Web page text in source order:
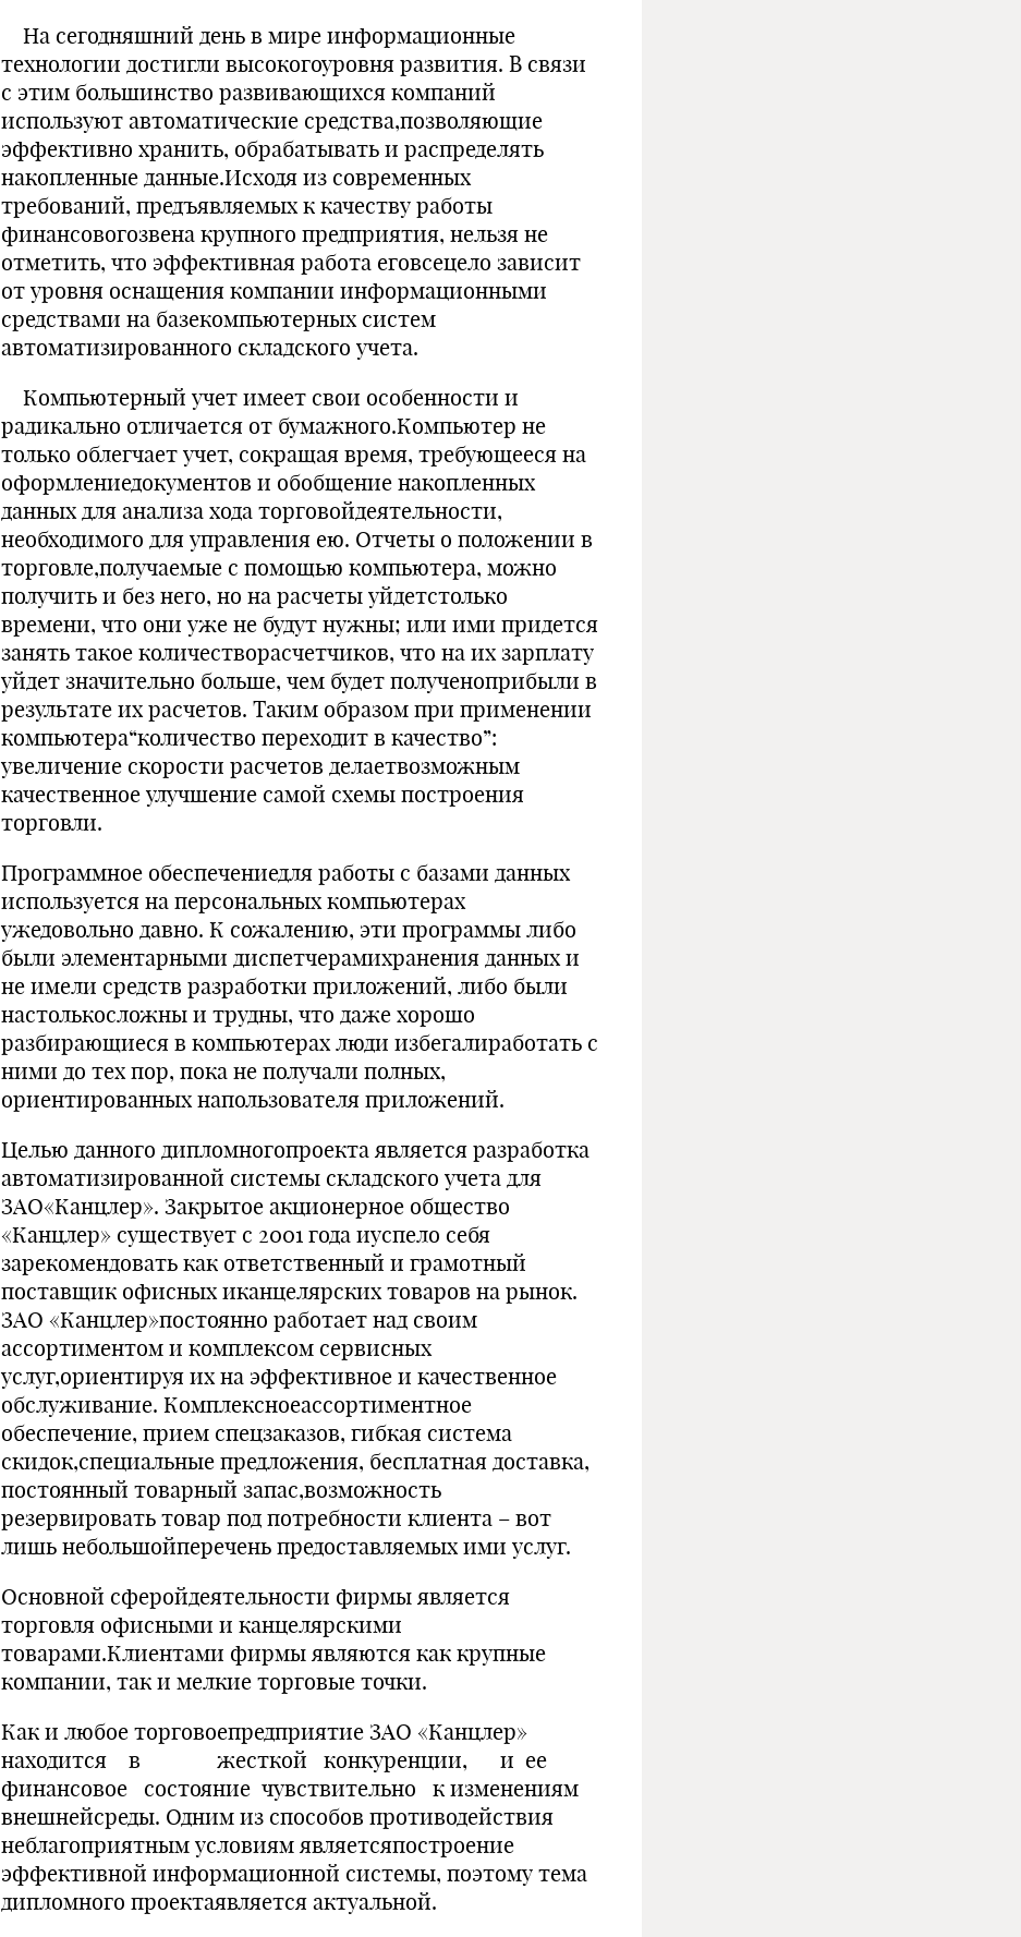
На сегодняшний день в мире информационные
технологии достигли высокогоуровня развития. В связи
с этим большинство развивающихся компаний
используют автоматические средства,позволяющие
эффективно хранить, обрабатывать и распределять
накопленные данные.Исходя из современных
требований, предъявляемых к качеству работы
финансовогозвена крупного предприятия, нельзя не
отметить, что эффективная работа еговсецело зависит
от уровня оснащения компании информационными
средствами на базекомпьютерных систем
автоматизированного складского учета.
Компьютерный учет имеет свои особенности и
радикально отличается от бумажного.Компьютер не
только облегчает учет, сокращая время, требующееся на
оформлениедокументов и обобщение накопленных
данных для анализа хода торговойдеятельности,
необходимого для управления ею. Отчеты о положении в
торговле,получаемые с помощью компьютера, можно
получить и без него, но на расчеты уйдетстолько
времени, что они уже не будут нужны; или ими придется
занять такое количестворасчетчиков, что на их зарплату
уйдет значительно больше, чем будет полученоприбыли в
результате их расчетов. Таким образом при применении
компьютера“количество переходит в качество”:
увеличение скорости расчетов делаетвозможным
качественное улучшение самой схемы построения
торговли.
Программное обеспечениедля работы с базами данных
используется на персональных компьютерах
ужедовольно давно. К сожалению, эти программы либо
были элементарными диспетчерамихранения данных и
не имели средств разработки приложений, либо были
настолькосложны и трудны, что даже хорошо
разбирающиеся в компьютерах люди избегалиработать с
ними до тех пор, пока не получали полных,
ориентированных напользователя приложений.
Целью данного дипломногопроекта является разработка
автоматизированной системы складского учета для
ЗАО«Канцлер». Закрытое акционерное общество
«Канцлер» существует с 2001 года иуспело себя
зарекомендовать как ответственный и грамотный
поставщик офисных иканцелярских товаров на рынок.
ЗАО «Канцлер»постоянно работает над своим
ассортиментом и комплексом сервисных
услуг,ориентируя их на эффективное и качественное
обслуживание. Комплексноеассортиментное
обеспечение, прием спецзаказов, гибкая система
скидок,специальные предложения, бесплатная доставка,
постоянный товарный запас,возможность
резервировать товар под потребности клиента – вот
лишь небольшойперечень предоставляемых ими услуг.
Основной сферойдеятельности фирмы является
торговля офисными и канцелярскими
товарами.Клиентами фирмы являются как крупные
компании, так и мелкие торговые точки.
Как и любое торговоепредприятие ЗАО «Канцлер»
находится в жесткой конкуренции, и ее
финансовое состояние чувствительно к изменениям
внешнейсреды. Одним из способов противодействия
неблагоприятным условиям являетсяпостроение
эффективной информационной системы, поэтому тема
дипломного проектаявляется актуальной.